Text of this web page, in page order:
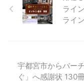
ライ
ライ
宇都宮市からバー
ぐ」へ感謝状 130